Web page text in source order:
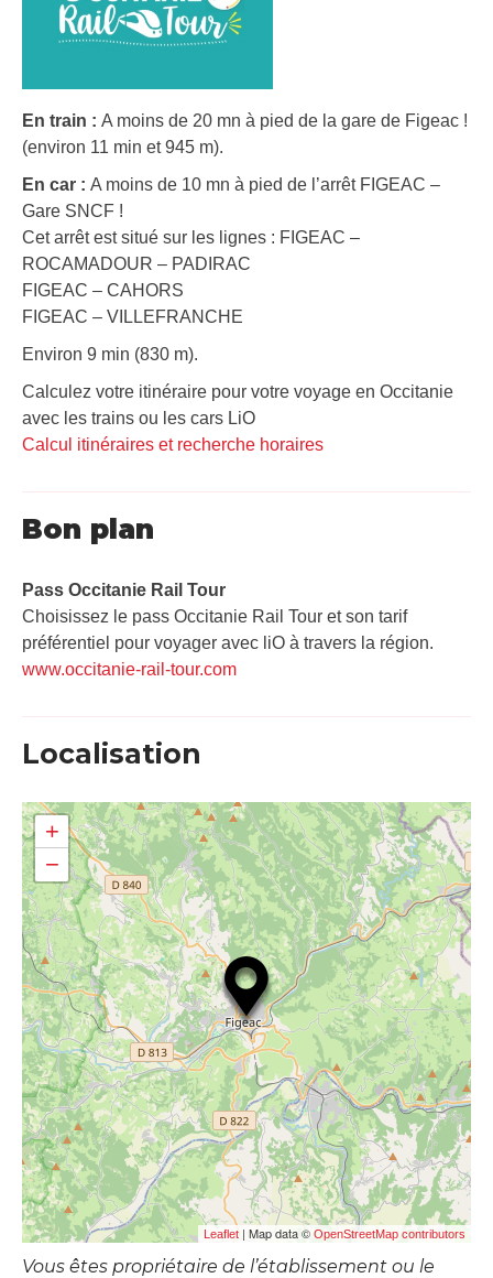
En train : A moins de 20 mn à pied de la gare de Figeac !
(environ 11 min et 945 m).
En car : A moins de 10 mn à pied de l’arrêt FIGEAC –
Gare SNCF !
Cet arrêt est situé sur les lignes : FIGEAC –
ROCAMADOUR – PADIRAC
FIGEAC – CAHORS
FIGEAC – VILLEFRANCHE
Environ 9 min (830 m).
Calculez votre itinéraire pour votre voyage en Occitanie
avec les trains ou les cars LiO
Calcul itinéraires et recherche horaires
Bon plan
Pass Occitanie Rail Tour​
Choisissez le pass Occitanie Rail Tour et son tarif
préférentiel pour voyager avec liO à travers la région.
www.occitanie-rail-tour.com
Localisation
+
−
Leaflet | Map data © OpenStreetMap contributors
Vous êtes propriétaire de l’établissement ou le